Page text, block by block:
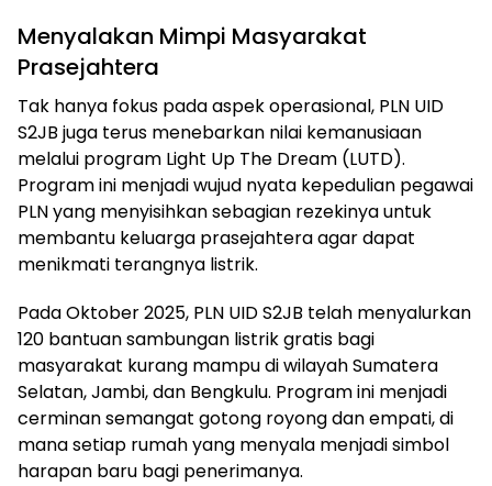
Menyalakan Mimpi Masyarakat
Prasejahtera
Tak hanya fokus pada aspek operasional, PLN UID
S2JB juga terus menebarkan nilai kemanusiaan
melalui program Light Up The Dream (LUTD).
Program ini menjadi wujud nyata kepedulian pegawai
PLN yang menyisihkan sebagian rezekinya untuk
membantu keluarga prasejahtera agar dapat
menikmati terangnya listrik.
Pada Oktober 2025, PLN UID S2JB telah menyalurkan
120 bantuan sambungan listrik gratis bagi
masyarakat kurang mampu di wilayah Sumatera
Selatan, Jambi, dan Bengkulu. Program ini menjadi
cerminan semangat gotong royong dan empati, di
mana setiap rumah yang menyala menjadi simbol
harapan baru bagi penerimanya.